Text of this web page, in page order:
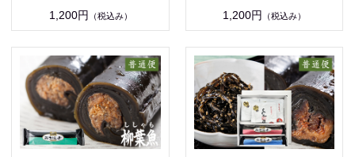
1,200円
（税込み）
1,200円
（税込み）